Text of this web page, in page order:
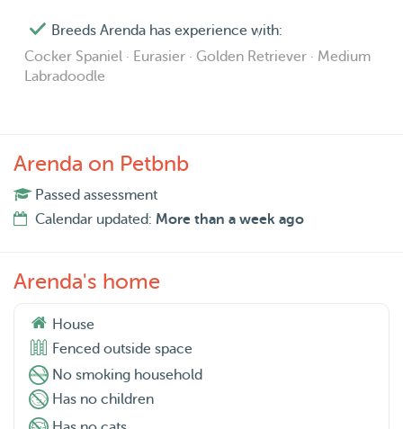
Breeds Arenda has experience with:
Cocker Spaniel · Eurasier · Golden Retriever · Medium
Labradoodle
Arenda on Petbnb
Passed assessment
Calendar updated: More than a week ago
Arenda's home
House
Fenced outside space
No smoking household
Has no children